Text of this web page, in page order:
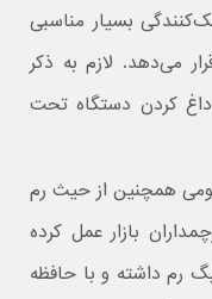
بسیار مناسبی
می‌دهد. لازم به ذکر
کردن دستگاه تحت
همچنین از حیث رم
بازار عمل کرده
از مدل‌های این گوشی 16 گیگ رم داشته و با حافظه